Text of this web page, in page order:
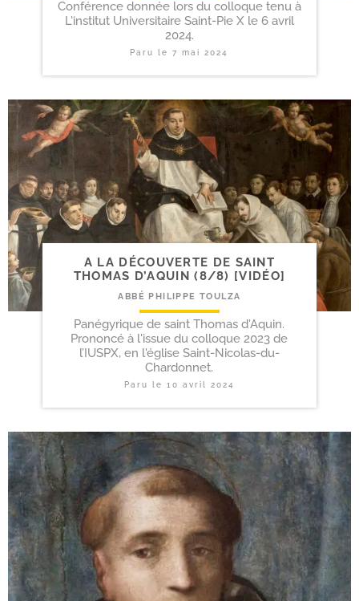
Conférence donnée lors du colloque tenu à
L'institut Universitaire Saint-Pie X le 6 avril
2024.
Paru le7 mai 2024
A LA DÉCOUVERTE DE SAINT
THOMAS D’AQUIN (8/​8) [VIDÉO]
ABBÉ PHILIPPE TOULZA
Panégyrique de saint Thomas d'Aquin.
Prononcé à l'issue du colloque 2023 de
l’IUSPX, en l'église Saint-Nicolas-du-
Chardonnet.
Paru le 10 avril 2024